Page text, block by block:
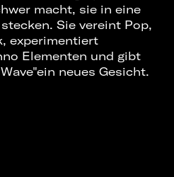
macht, sie in eine
Sie vereint Pop,
experimentiert
Elementen und gibt
neues Gesicht.